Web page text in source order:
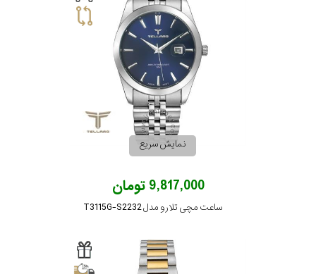
نمایش سریع
9,817,000 تومان
ساعت مچی تلارو مدل T3115G-S2232